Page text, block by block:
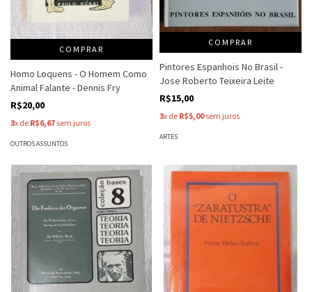
COMPRAR
Homo Loquens - O Homem Como
Animal Falante - Dennis Fry
R$20,00
3x de R$6,67 sem juros
OUTROS ASSUNTOS
COMPRAR
Pintores Espanhois No Brasil -
Jose Roberto Teixeira Leite
R$15,00
3x de R$5,00sem juros
ARTES